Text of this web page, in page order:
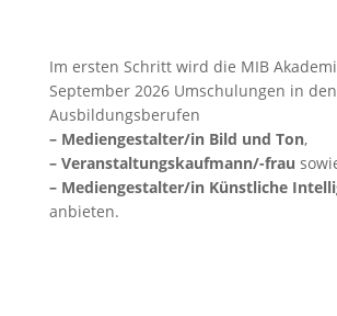
Im ersten Schritt wird die MIB
September 2026 Umschulungen in den
Ausbildungsberufen
– Mediengestalter/in Bild und Ton,
– Veranstaltungskaufmann/-frau
– Mediengestalter/in Künstliche
anbieten.